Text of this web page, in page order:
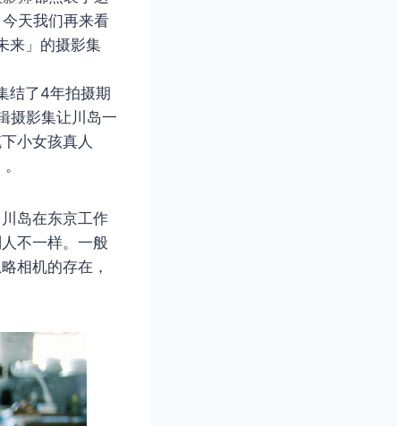
天我们再来看
来」的摄影集
结了4年拍摄期
摄影集让川岛一
小女孩真人
岛在东京工作
不一样。一般
相机的存在，